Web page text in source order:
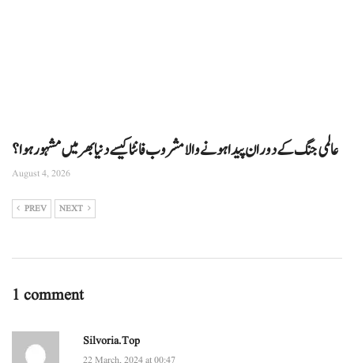
عالمی جنگ کے دوران پیدا ہونے والا مشروب فانٹا کیسے دنیا بھر میں مشہور ہوا؟
August 4, 2026
PREV NEXT
1 comment
Silvoria.top
22 March, 2024 at 00:47